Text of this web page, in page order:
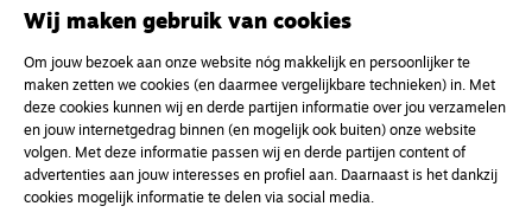
en gesprek voor christenen onderweg, in het bijzonder
voor de Nederlandse Gereformeerde Kerken.
MagazineOnderweg
Kvk-nummer 33277063
NL46 INGB 0117 5827 86
info@onderwegonline.nl
Wij maken gebruik van cookies
Om jouw bezoek aan onze website nóg makkelijk en persoonlijker te
maken zetten we cookies (en daarmee vergelijkbare technieken) in. Met
deze cookies kunnen wij en derde partijen informatie over jou verzamelen
en jouw internetgedrag binnen (en mogelijk ook buiten) onze website
volgen. Met deze informatie passen wij en derde partijen content of
advertenties aan jouw interesses en profiel aan. Daarnaast is het dankzij
cookies mogelijk informatie te delen via social media.